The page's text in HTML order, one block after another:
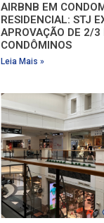
AIRBNB EM
RESIDENCIAL: STJ
APROVAÇÃO DE 2/3
CONDÔMINOS
Leia Mais »